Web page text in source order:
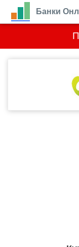
Банки